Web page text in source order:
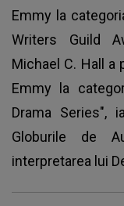
Emmy la
Writers Guild
Michael C. Hall a
Emmy la
Drama Series",
Globurile de
interpretarea lui